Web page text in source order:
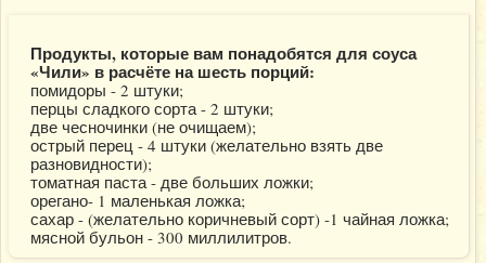
Продукты, которые вам понадобятся для соуса
«Чили» в расчёте на шесть порций:
помидоры - 2 штуки;
перцы сладкого сорта - 2 штуки;
две чесночинки (не очищаем);
острый перец - 4 штуки (желательно взять две
разновидности);
томатная паста - две больших ложки;
орегано- 1 маленькая ложка;
сахар - (желательно коричневый сорт) -1 чайная ложка;
мясной бульон - 300 миллилитров.